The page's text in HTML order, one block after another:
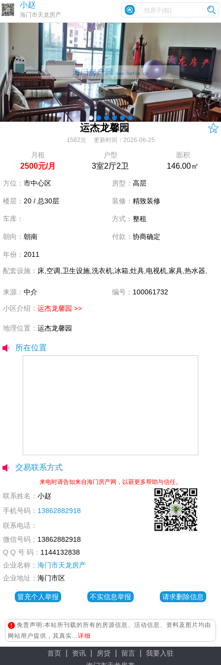
小赵
海门市天龙房产
运杰龙馨园
1582次 更新时间：2026-06-25
月租
2500元/月
户型
3室2厅2卫
面积
146.00㎡
方位： 市中心区 房型： 高层
楼层： 20 / 总30层 装修： 精致装修
车库： 方式： 整租
朝向： 朝南 付款： 协商确定
年份： 2011
配套设施： 床,空调,卫生设施,洗衣机,冰箱,灶具,电视机,家具,热水器,
来源： 中介 编号： 100061732
小区介绍： 运杰龙馨园 >>
地理位置： 运杰龙馨园
所在位置
交易联系方式
来电时请告知来自海门房产网，以获更多帮助与信任。
联系姓名： 小赵
手机号码： 13862882918
联系电话：
微信号码： 13862882918
Q Q 号 码： 1144132838
企业名称： 海门市天龙房产
企业地址： 海门市区
冒充个人举报 不实信息举报 请求删除信息
免责声明:本站所刊载的所有的房源信息、活动信息、资料及图片均由
网站用户提供，其真实...详细
首页 资讯 房贷 留言
我要入驻